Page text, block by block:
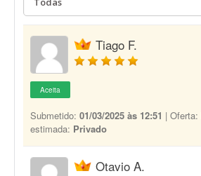
Tiago F.
Aceita
Submetido: 01/03/2025 às 12:51 | Oferta:
estimada: Privado
Otavio A.